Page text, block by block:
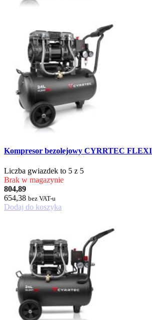
Kompresor bezolejowy CYRRTEC
Liczba gwiazdek to 5 z 5
Brak w magazynie
804,89
654,38 bez VAT-u
Dodaj do koszyka